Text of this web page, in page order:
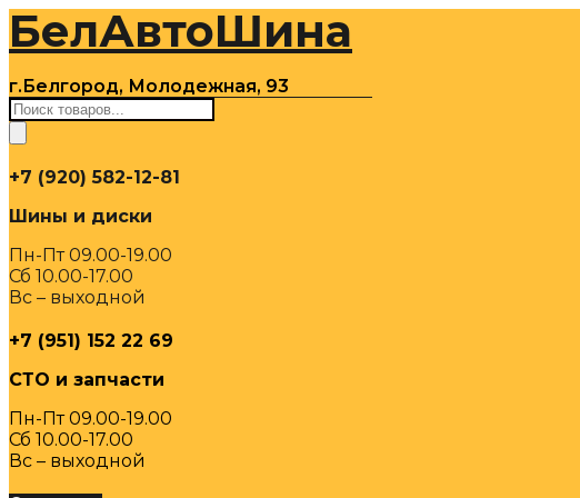
Перейти
содержимому
БелАвтоШина
г.Белгород, Молодежная, 93
Поиск
товаров
+7 (920) 582-12-81
Шины и диски
Пн-Пт 09.00-19.00
Сб 10.00-17.00
Вс – выходной
+7 (951) 152 22 69
СТО и запчасти
Пн-Пт 09.00-19.00
Сб 10.00-17.00
Вс – выходной